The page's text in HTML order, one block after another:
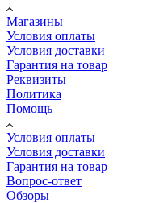
Магазины
Условия оплаты
Условия доставки
Гарантия на товар
Реквизиты
Политика
Помощь
Условия оплаты
Условия доставки
Гарантия на товар
Вопрос-ответ
Обзоры